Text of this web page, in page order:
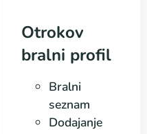
Otrokov
bralni profil
Bralni
seznam
Dodajanje